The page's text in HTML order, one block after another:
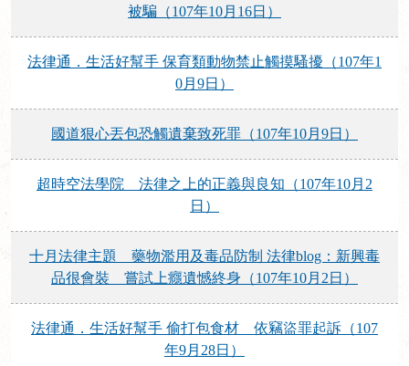
被騙（107年10月16日）
法律通．生活好幫手 保育類動物禁止觸摸騷擾（107年1
0月9日）
國道狠心丟包恐觸遺棄致死罪（107年10月9日）
超時空法學院 法律之上的正義與良知（107年10月2
日）
十月法律主題 藥物濫用及毒品防制 法律blog：新興毒
品很會裝 嘗試上癮遺憾終身（107年10月2日）
法律通．生活好幫手 偷打包食材 依竊盜罪起訴（107
年9月28日）